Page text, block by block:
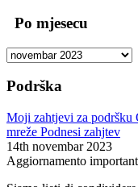
Po mjesecu
Podrška
Moji zahtjevi za podršku
mreže Podnesi zahjtev
14th novembar 2023
Aggiornamento